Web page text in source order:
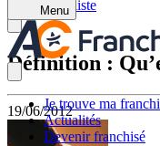
Menu
Je trouve ma
Actualités
Devenir franchisé
Retour à la liste
Définition :
19/06/2012